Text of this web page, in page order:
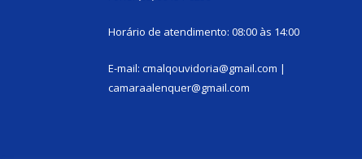
Horário de atendimento: 08:00 às 14:00
E-mail: cmalqouvidoria@gmail.com |
camaraalenquer@gmail.com